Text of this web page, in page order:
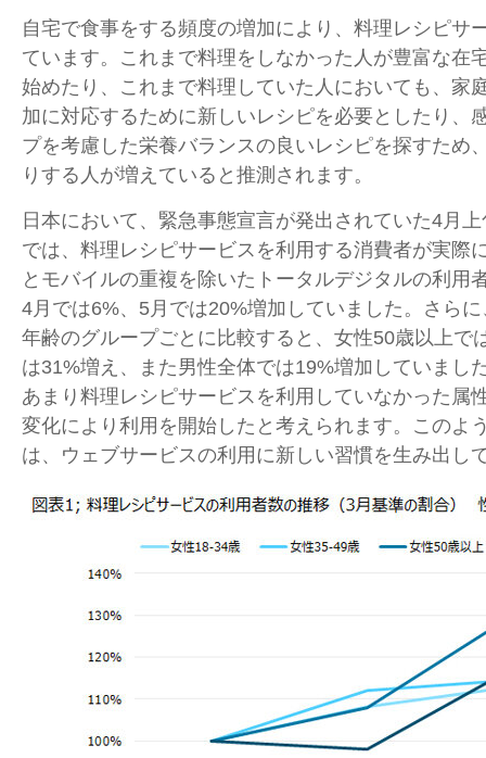
自宅で食事をする頻度の増加により、料理レシピサ
ています。これまで料理をしなかった人が豊富な在
始めたり、これまで料理していた人においても、家
加に対応するために新しいレシピを必要としたり、
プを考慮した栄養バランスの良いレシピを探すため
りする人が増えていると推測されます。
日本において、緊急事態宣言が発出されていた4月
では、料理レシピサービスを利用する消費者が実際
とモバイルの重複を除いたトータルデジタルの利用
4月では6%、5月では20%増加していました。さら
年齢のグループごとに比較すると、女性50歳以上で
は31%増え、また男性全体では19%増加していまし
あまり料理レシピサービスを利用していなかった属
変化により利用を開始したと考えられます。このよ
は、ウェブサービスの利用に新しい習慣を生み出し